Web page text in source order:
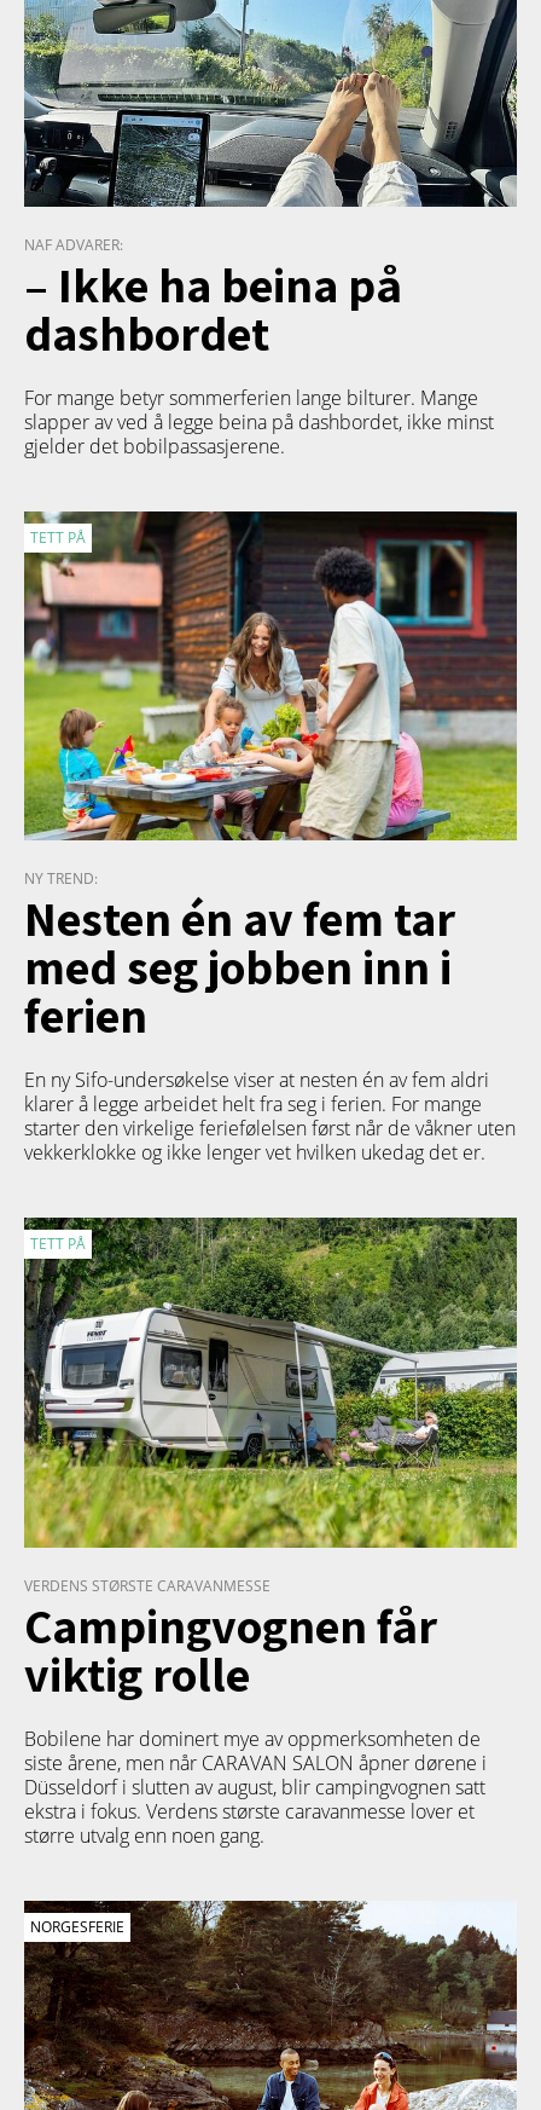
NAF ADVARER:
– Ikke ha beina på
dashbordet
For mange betyr sommerferien lange bilturer. Mange
slapper av ved å legge beina på dashbordet, ikke minst
gjelder det bobilpassasjerene.
TETT PÅ
NY TREND:
Nesten én av fem tar
med seg jobben inn i
ferien
En ny Sifo-undersøkelse viser at nesten én av fem aldri
klarer å legge arbeidet helt fra seg i ferien. For mange
starter den virkelige feriefølelsen først når de våkner uten
vekkerklokke og ikke lenger vet hvilken ukedag det er.
TETT PÅ
VERDENS STØRSTE CARAVANMESSE
Campingvognen får
viktig rolle
Bobilene har dominert mye av oppmerksomheten de
siste årene, men når CARAVAN SALON åpner dørene i
Düsseldorf i slutten av august, blir campingvognen satt
ekstra i fokus. Verdens største caravanmesse lover et
større utvalg enn noen gang.
NORGESFERIE